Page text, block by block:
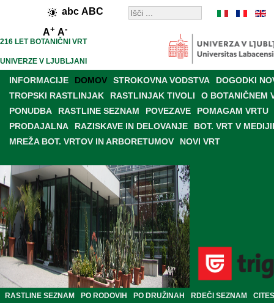
abc ABC
A+ A-
216 LET BOTANIČNI VRT
UNIVERZE V LJUBLJANI
INFORMACIJE DOMOV STROKOVNA VODSTVA
DOGODKI
TROPSKI RASTLINJAK
RASTLINJAK TIVOLI
O BOTANIČNEM
PONUDBA
RASTLINE SEZNAM POVEZAVE
POMAGAM VRTU
PRODAJALNA
RAZISKAVE IN DELOVANJE
BOT. VRT V
MREŽA BOT. VRTOV IN ARBORETUMOV
NOVI VRT
RASTLINE SEZNAM PO RODOVIH PO DRUŽINAH RDEČI SEZNAM
CITES